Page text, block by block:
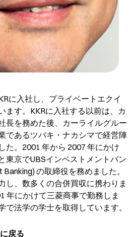
に入社し、プライベートエクイ
ます。KKRに入社する以前は、カ
長を務めた後、カーライルグルー
であるツバキ・ナカシマで経営陣
た。2001 年から 2007 年にかけ
東京でUBSインベストメントバン
の取締役を務めました。
し、数多くの合併買収に携わりま
年にかけて三菱商事で勤務しま
で法学の学士を取得しています。
戻る